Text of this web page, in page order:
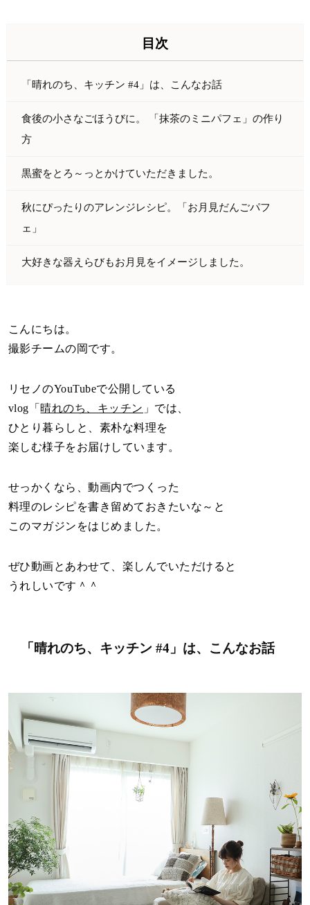
こんにちは。
撮影チームの岡です。
リセノのYouTubeで公開している
vlog「 晴れのち、キッチン 」では、
ひとり暮らしと、素朴な料理を
楽しむ様子をお届けしています。
せっかくなら、動画内でつくった
料理のレシピを書き留めておきたいな～と
このマガジンをはじめました。
ぜひ動画とあわせて、楽しんでいただけると
うれしいです＾＾
「晴れのち、キッチン #4」は、こんなお話
「晴れのち、キッチン #4」は、こんなお話
食後の小さなごほうびに。 「抹茶のミニパフェ」の作り
方
黒蜜をとろ～っとかけていただきました。
秋にぴったりのアレンジレシピ。「お月見だんごパフ
ェ」
大好きな器えらびもお月見をイメージしました。